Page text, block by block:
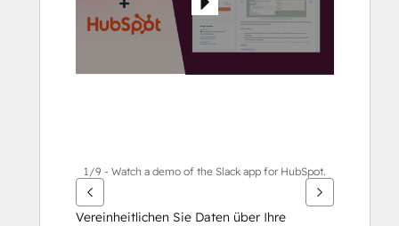
1/9 - Watch a demo of the Slack app for HubSpot.
Vereinheitlichen Sie Daten über Ihre